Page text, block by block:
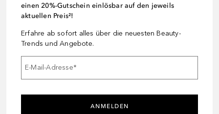
einen 20%-Gutschein einlösbar auf den jeweils
aktuellen Preis²!
Erfahre ab sofort alles über die neuesten Beauty-
Trends und Angebote.
E-Mail-Adresse*
ANMELDEN